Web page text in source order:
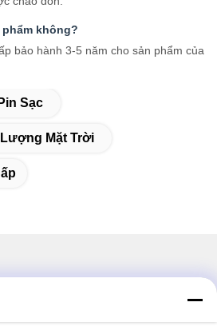
không?
bảo hành 3-5 năm cho sản phẩm của
Sạc
Mặt Trời